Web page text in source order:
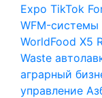
Expo TikTok
WFM-системы
WorldFood X5
Waste
аграрный
управление